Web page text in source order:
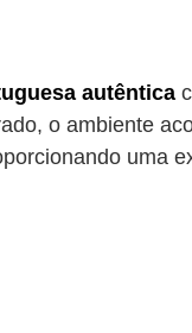
autêntica
o ambiente
uma